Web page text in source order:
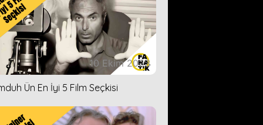
10 Ekim 2023
Ün En İyi 5 Film Seçkisi